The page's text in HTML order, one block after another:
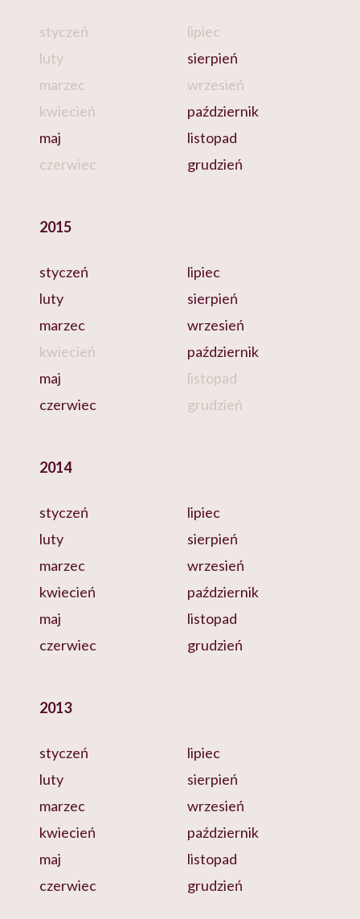
styczeń
luty
marzec
kwiecień
maj
czerwiec
lipiec
sierpień
wrzesień
październik
listopad
grudzień
2015
styczeń
luty
marzec
kwiecień
maj
czerwiec
lipiec
sierpień
wrzesień
październik
listopad
grudzień
2014
styczeń
luty
marzec
kwiecień
maj
czerwiec
lipiec
sierpień
wrzesień
październik
listopad
grudzień
2013
styczeń
luty
marzec
kwiecień
maj
czerwiec
lipiec
sierpień
wrzesień
październik
listopad
grudzień